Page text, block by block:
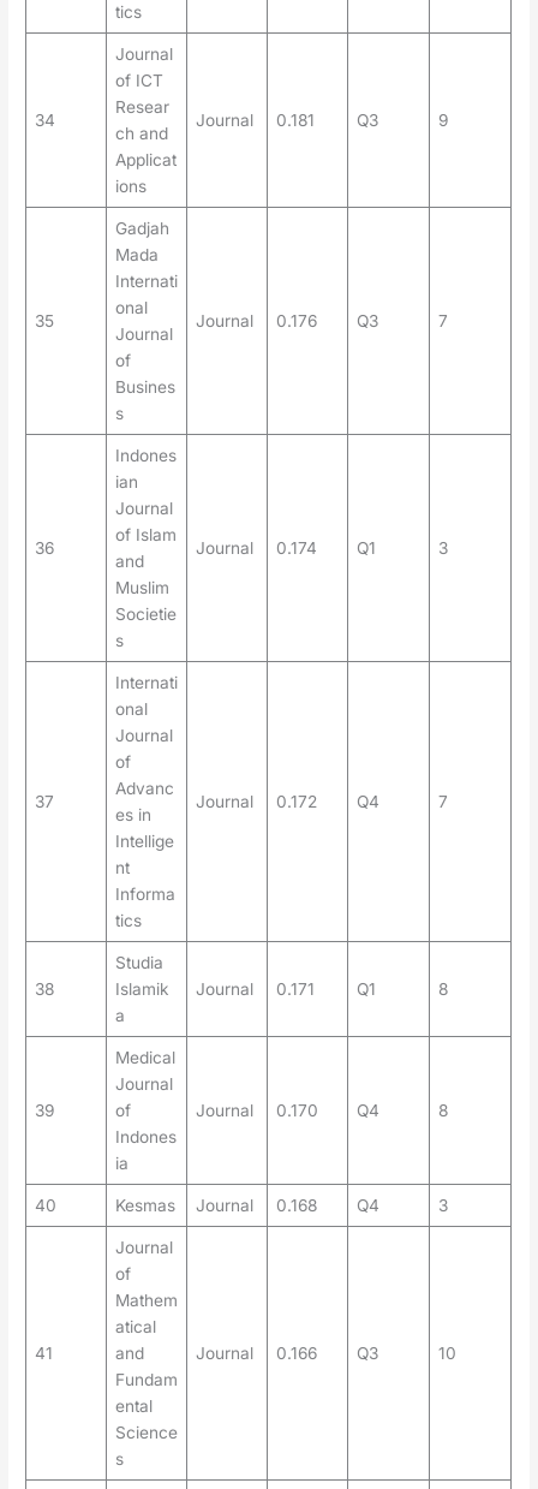
tics
34
Journal
of ICT
Resear
ch and
Applicat
ions
Journal 0.181 Q3 9
35
Gadjah
Mada
Internati
onal
Journal
of
Busines
s
Journal 0.176 Q3 7
36
Indones
ian
Journal
of Islam
and
Muslim
Societie
s
Journal 0.174 Q1 3
37
Internati
onal
Journal
of
Advanc
es in
Intellige
nt
Informa
tics
Journal 0.172 Q4 7
38
Studia
Islamik
a
Journal 0.171 Q1 8
39
Medical
Journal
of
Indones
ia
Journal 0.170 Q4 8
40 Kesmas Journal 0.168 Q4 3
41
Journal
of
Mathem
atical
and
Fundam
ental
Science
s
Journal 0.166 Q3 10